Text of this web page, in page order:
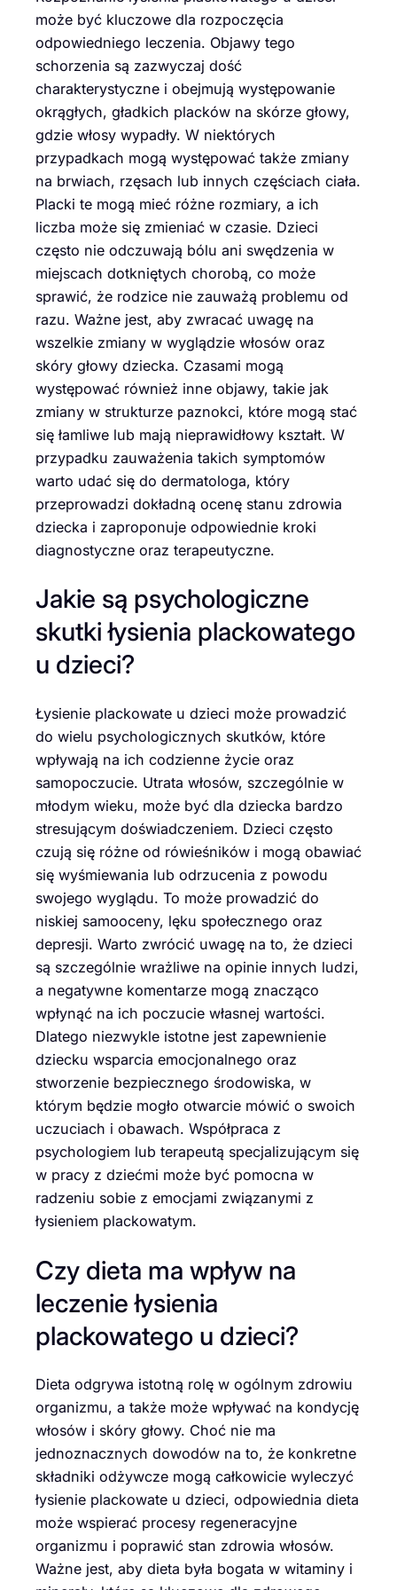
może być kluczowe dla rozpoczęcia
odpowiedniego leczenia. Objawy tego
schorzenia są zazwyczaj dość
charakterystyczne i obejmują występowanie
okrągłych, gładkich placków na skórze głowy,
gdzie włosy wypadły. W niektórych
przypadkach mogą występować także zmiany
na brwiach, rzęsach lub innych częściach ciała.
Placki te mogą mieć różne rozmiary, a ich
liczba może się zmieniać w czasie. Dzieci
często nie odczuwają bólu ani swędzenia w
miejscach dotkniętych chorobą, co może
sprawić, że rodzice nie zauważą problemu od
razu. Ważne jest, aby zwracać uwagę na
wszelkie zmiany w wyglądzie włosów oraz
skóry głowy dziecka. Czasami mogą
występować również inne objawy, takie jak
zmiany w strukturze paznokci, które mogą stać
się łamliwe lub mają nieprawidłowy kształt. W
przypadku zauważenia takich symptomów
warto udać się do dermatologa, który
przeprowadzi dokładną ocenę stanu zdrowia
dziecka i zaproponuje odpowiednie kroki
diagnostyczne oraz terapeutyczne.
Jakie są psychologiczne
skutki łysienia plackowatego
u dzieci?
Łysienie plackowate u dzieci może prowadzić
do wielu psychologicznych skutków, które
wpływają na ich codzienne życie oraz
samopoczucie. Utrata włosów, szczególnie w
młodym wieku, może być dla dziecka bardzo
stresującym doświadczeniem. Dzieci często
czują się różne od rówieśników i mogą obawiać
się wyśmiewania lub odrzucenia z powodu
swojego wyglądu. To może prowadzić do
niskiej samooceny, lęku społecznego oraz
depresji. Warto zwrócić uwagę na to, że dzieci
są szczególnie wrażliwe na opinie innych ludzi,
a negatywne komentarze mogą znacząco
wpłynąć na ich poczucie własnej wartości.
Dlatego niezwykle istotne jest zapewnienie
dziecku wsparcia emocjonalnego oraz
stworzenie bezpiecznego środowiska, w
którym będzie mogło otwarcie mówić o swoich
uczuciach i obawach. Współpraca z
psychologiem lub terapeutą specjalizującym się
w pracy z dziećmi może być pomocna w
radzeniu sobie z emocjami związanymi z
łysieniem plackowatym.
Czy dieta ma wpływ na
leczenie łysienia
plackowatego u dzieci?
Dieta odgrywa istotną rolę w ogólnym zdrowiu
organizmu, a także może wpływać na kondycję
włosów i skóry głowy. Choć nie ma
jednoznacznych dowodów na to, że konkretne
składniki odżywcze mogą całkowicie wyleczyć
łysienie plackowate u dzieci, odpowiednia dieta
może wspierać procesy regeneracyjne
organizmu i poprawić stan zdrowia włosów.
Ważne jest, aby dieta była bogata w witaminy i